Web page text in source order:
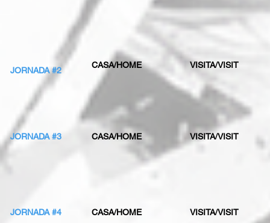
CASA/HOME VISITA/VISIT
CASA/HOME VISITA/VISIT
CASA/HOME VISITA/VISIT
JORNADA #2
JORNADA #3
JORNADA #4